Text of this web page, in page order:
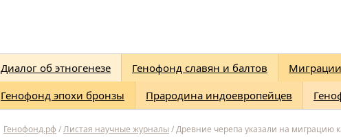
Диалог об этногенезе Генофонд славян и балтов
Генофонд эпохи бронзы
Прародина индоевропейцев
Генофонд.рф /Листая научные журналы/Древние черепа указали на миграцию